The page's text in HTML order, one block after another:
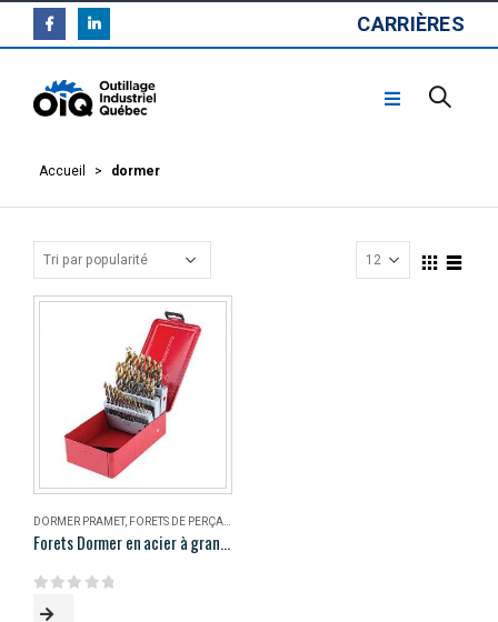
CARRIÈRES
Accueil > dormer
DORMER PRAMET, FORETS DE PERÇAGE
Forets Dormer en acier à grande vitesse